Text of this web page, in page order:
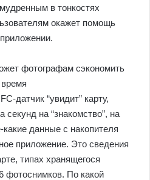
в тонкостях
окажет помощь
датчик “увидит” карту,
на “знакомство”, на
какие данные с накопителя
приложение. Это сведения
типах хранящегося
фотоснимков. По какой